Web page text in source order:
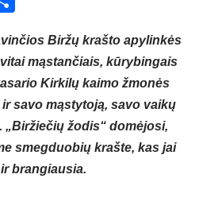
Biržų krašto apylinkės
mąstančiais, kūrybingais
Kirkilų kaimo žmonės
savo mąstytoją, savo vaikų
„Biržiečių žodis“ domėjosi,
smegduobių krašte, kas jai
brangiausia.